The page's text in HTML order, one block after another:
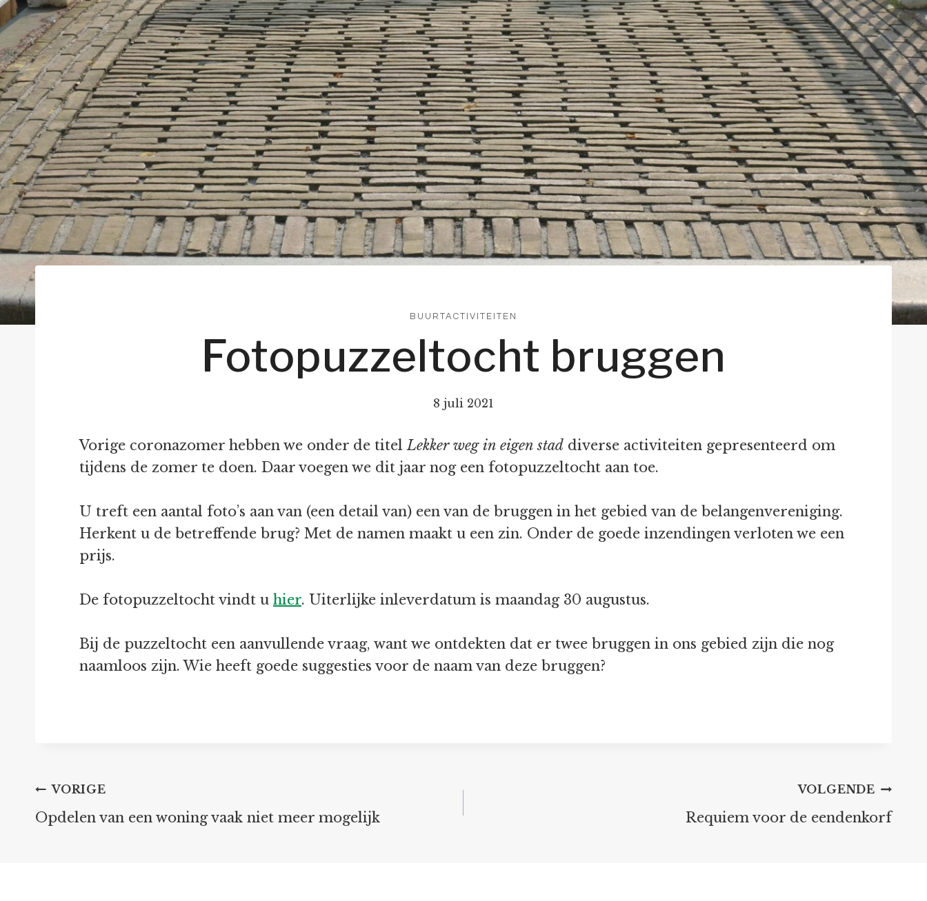
BUURTACTIVITEITEN
Fotopuzzeltocht bruggen
8 juli 2021
Vorige coronazomer hebben we onder de titel Lekker weg in eigen stad diverse activiteiten gepresenteerd om
tijdens de zomer te doen. Daar voegen we dit jaar nog een fotopuzzeltocht aan toe.
U treft een aantal foto’s aan van (een detail van) een van de bruggen in het gebied van de belangenvereniging.
Herkent u de betreffende brug? Met de namen maakt u een zin. Onder de goede inzendingen verloten we een
prijs.
De fotopuzzeltocht vindt u hier. Uiterlijke inleverdatum is maandag 30 augustus.
Bij de puzzeltocht een aanvullende vraag, want we ontdekten dat er twee bruggen in ons gebied zijn die nog
naamloos zijn. Wie heeft goede suggesties voor de naam van deze bruggen?
Bericht
VORIGE
Opdelen van een woning vaak niet meer mogelijk
VOLGENDE
Requiem voor de eendenkorf